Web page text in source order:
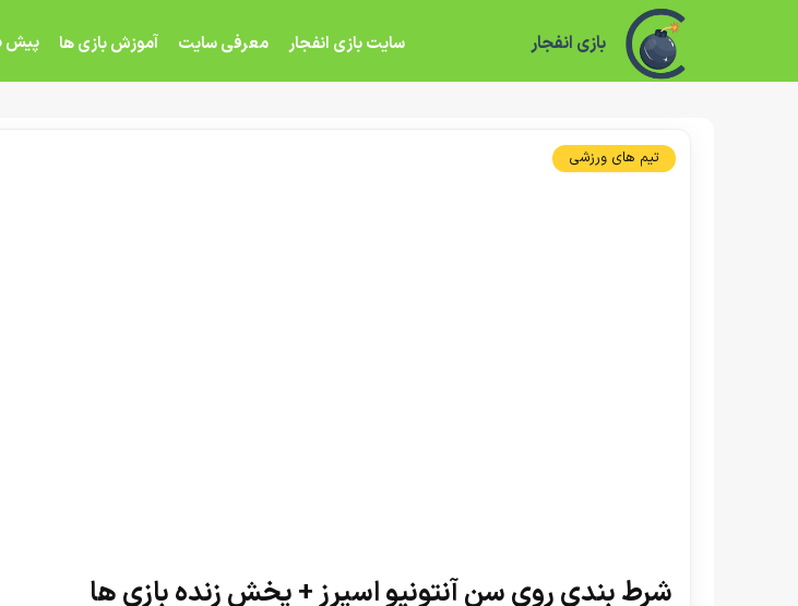
بازی انفجار سایت بازی انفجار معرفی سایت آموزش بازی ها پیش
تیم های ورزشی
شرط بندی روی سن آنتونیو اسپرز + پخش زنده بازی ها